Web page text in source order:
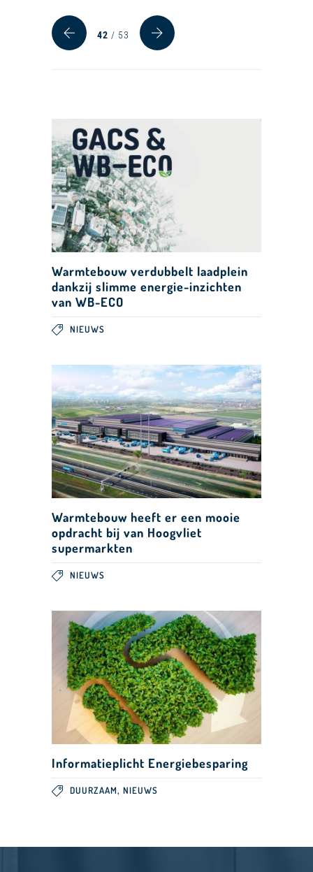
42 / 53
Warmtebouw verdubbelt laadplein
dankzij slimme energie-inzichten
van WB-ECO
NIEUWS
Warmtebouw heeft er een mooie
opdracht bij van Hoogvliet
supermarkten
NIEUWS
Informatieplicht Energiebesparing
DUURZAAM, NIEUWS